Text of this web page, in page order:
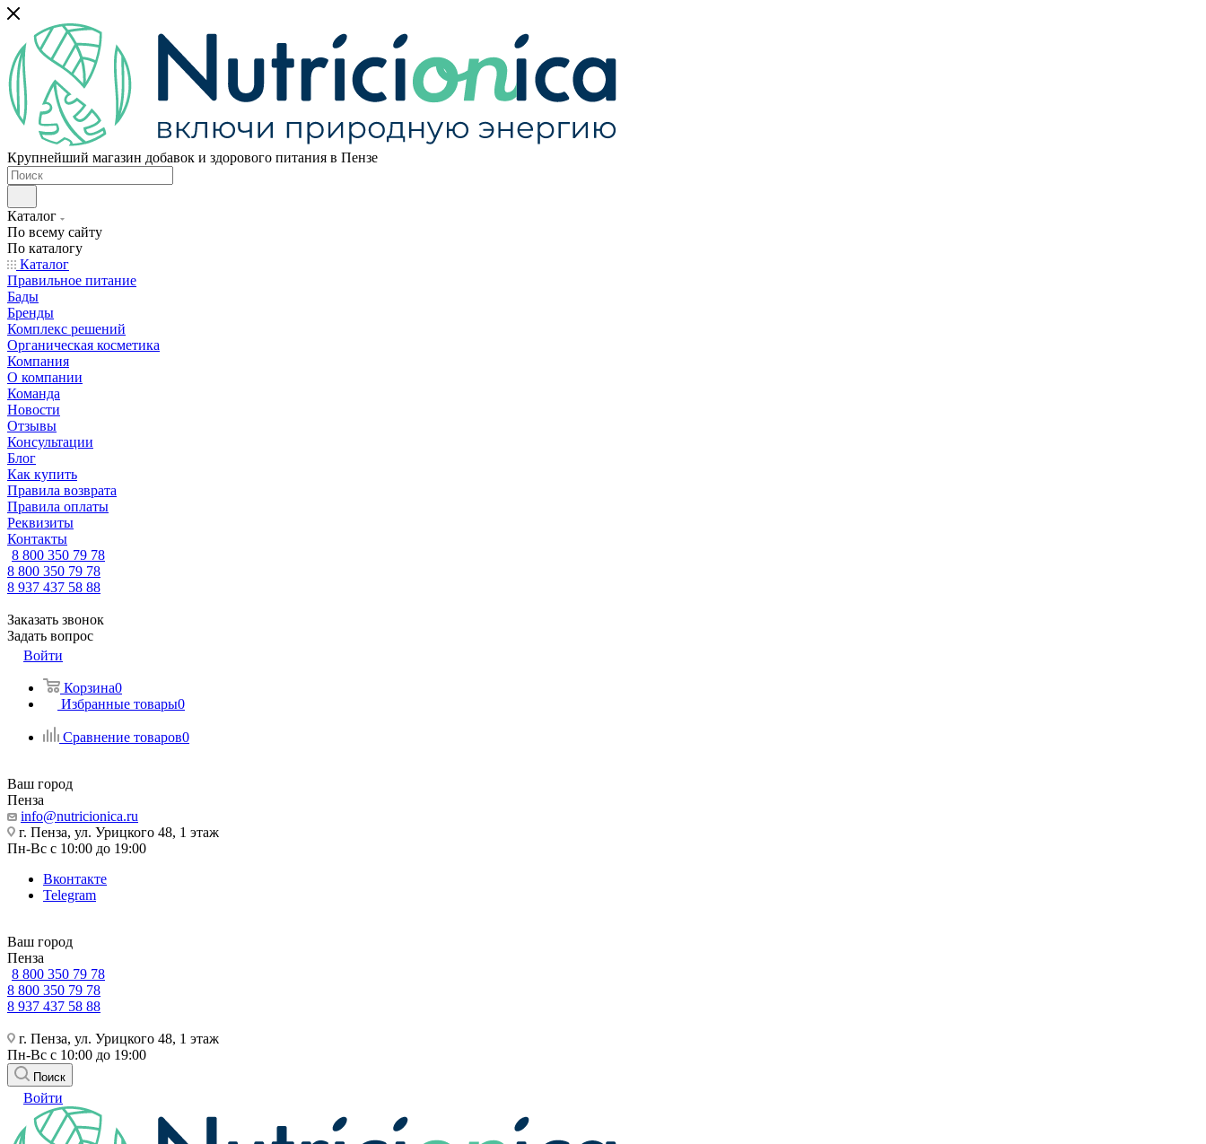
Крупнейший магазин добавок и здорового питания в Пензе
Каталог
По всему сайту
По каталогу
Каталог
Правильное питание
Бады
Бренды
Комплекс решений
Органическая косметика
Компания
О компании
Команда
Новости
Отзывы
Консультации
Блог
Как купить
Правила возврата
Правила оплаты
Реквизиты
Контакты
8 800 350 79 78
8 800 350 79 78
8 937 437 58 88
Заказать звонок
Задать вопрос
Войти
Корзина0
Избранные товары0
Сравнение товаров0
Ваш город
Пенза
info@nutricionica.ru
г. Пенза, ул. Урицкого 48, 1 этаж
Пн-Вс с 10:00 до 19:00
Вконтакте
Telegram
Ваш город
Пенза
8 800 350 79 78
8 800 350 79 78
8 937 437 58 88
г. Пенза, ул. Урицкого 48, 1 этаж
Пн-Вс с 10:00 до 19:00
Поиск
Войти